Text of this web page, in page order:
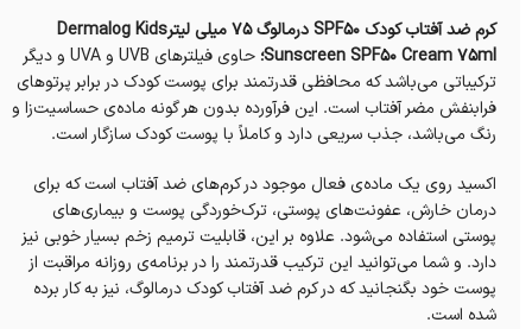
کرم ضد آفتاب کودک SPF50 درمالوگ 75 میلی لیترDermalog Kids
Sunscreen SPF50 Cream 75ml؛
حاوی فیلترهای UVB و UVA و دیگر
ترکیباتی می‌باشد که محافظی قدرتمند برای پوست کودک در برابر پرتوهای
فرابنفش مضر آفتاب است. این فرآورده بدون هر گونه ماده‌ی حساسیت‌زا و
رنگ می‌باشد، جذب سریعی دارد و کاملاً با پوست کودک سازگار است.
اکسید روی یک ماده‌ی فعال موجود در کرم‌های ضد آفتاب است که برای
درمان خارش، عفونت‌های پوستی، ترک‌خوردگی پوست و بیماری‌های
پوستی استفاده می‌شود. علاوه بر این، قابلیت ترمیم زخم بسیار خوبی نیز
دارد. و شما می‌توانید این ترکیب قدرتمند را در برنامه‌ی روزانه مراقبت از
پوست خود بگنجانید که در کرم ضد آفتاب کودک درمالوگ، نیز به کار برده
شده است.